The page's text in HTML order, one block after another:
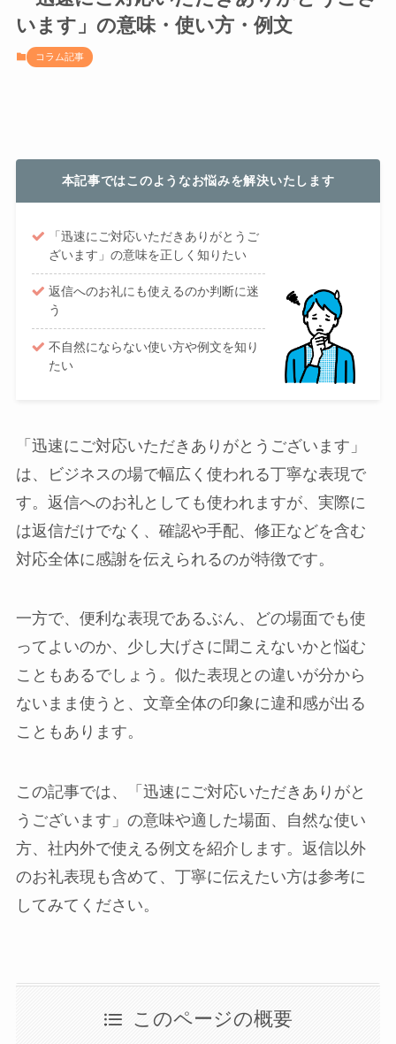
います」の意味・使い方・例文
コラム記事
本記事ではこのようなお悩みを解決いたします
「迅速にご対応いただきありがとうご
ざいます」の意味を正しく知りたい
返信へのお礼にも使えるのか判断に迷
う
不自然にならない使い方や例文を知り
たい
「迅速にご対応いただきありがとうございます」
は、ビジネスの場で幅広く使われる丁寧な表現で
す。返信へのお礼としても使われますが、実際に
は返信だけでなく、確認や手配、修正などを含む
対応全体に感謝を伝えられるのが特徴です。
一方で、便利な表現であるぶん、どの場面でも使
ってよいのか、少し大げさに聞こえないかと悩む
こともあるでしょう。似た表現との違いが分から
ないまま使うと、文章全体の印象に違和感が出る
こともあります。
この記事では、「迅速にご対応いただきありがと
うございます」の意味や適した場面、自然な使い
方、社内外で使える例文を紹介します。返信以外
のお礼表現も含めて、丁寧に伝えたい方は参考に
してみてください。
このページの概要